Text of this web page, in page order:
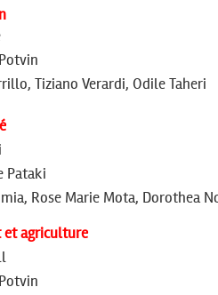
Tiziano Verardi, Odile Taheri
Pataki
Rose Marie Mota, Dorothea
et agriculture